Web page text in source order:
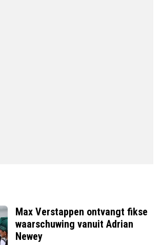
Max Verstappen ontvangt fikse
waarschuwing vanuit Adrian
Newey